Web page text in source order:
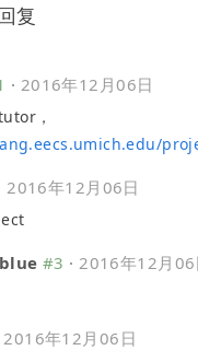
复
· 2016年12月06日
，
2016年12月06日
#3 · 2016年12月06
2016年12月06日